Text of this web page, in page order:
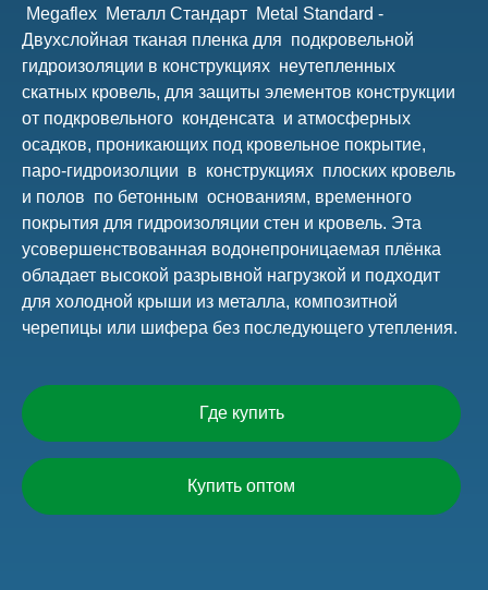
Megaflex Металл Стандарт Metal Standard -
Двухслойная тканая пленка для подкровельной
гидроизоляции в конструкциях неутепленных
скатных кровель, для защиты элементов конструкции
от подкровельного конденсата и атмосферных
осадков, проникающих под кровельное покрытие,
паро-гидроизолции в конструкциях плоских кровель
и полов по бетонным основаниям, временного
покрытия для гидроизоляции стен и кровель. Эта
усовершенствованная водонепроницаемая плёнка
обладает высокой разрывной нагрузкой и подходит
для холодной крыши из металла, композитной
черепицы или шифера без последующего утепления.
Где купить
Купить оптом